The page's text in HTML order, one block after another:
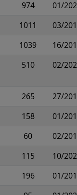
974
01/
1011
03/
1039
16/
510 02/
265
27/
158
01/
60
02/
115
10/
196
01/